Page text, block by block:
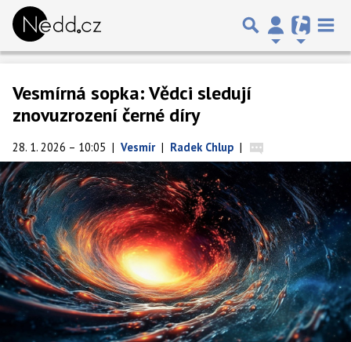
Vesmírná sopka: Vědci sledují
znovuzrození černé díry
28. 1. 2026 – 10:05 | Vesmír | Radek Chlup |